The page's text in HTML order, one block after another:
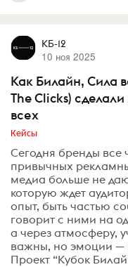
КБ-12
10 ноя 2025
Как Билайн, Сила
The Clicks)
всех
Кейсы
Сегодня бренды все
привычных
медиа больше не
которую ждет
опыт, быть частью
говорит с ними на
а через атмосферу,
важны, но эмоции —
Проект “Кубок